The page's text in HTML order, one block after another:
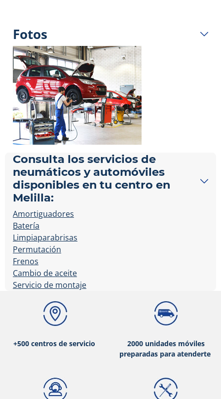
Fotos
Consulta los servicios de
neumáticos y automóviles
disponibles en tu centro en
Melilla:
Amortiguadores
Batería
Limpiaparabrisas
Permutación
Frenos
Cambio de aceite
Servicio de montaje
+500 centros de servicio
2000 unidades móviles
preparadas para atenderte